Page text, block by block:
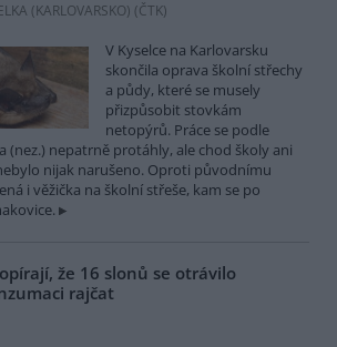
(KARLOVARSKO) (ČTK)
V Kyselce na Karlovarsku
skončila oprava školní střechy
a půdy, které se musely
přizpůsobit stovkám
netopýrů. Práce se podle
(nez.) nepatrně protáhly, ale chod školy ani
nijak narušeno. Oproti původnímu
i věžička na školní střeše, kam se po
že 16 slonů se otrávilo
rajčat